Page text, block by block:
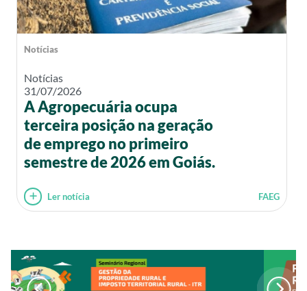
Notícias
Notícias
31/07/2026
A Agropecuária ocupa
terceira posição na geração
de emprego no primeiro
semestre de 2026 em Goiás.
Ler notícia FAEG